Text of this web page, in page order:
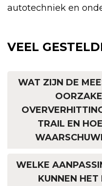
autotechniek en
VEEL
WAT ZIJN DE
TRAIL EN
WELKE
KUNNEN HET